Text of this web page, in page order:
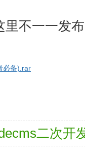
不一一发
必备).rar
二次开